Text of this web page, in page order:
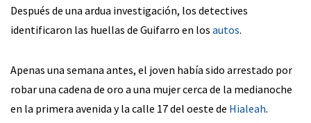
Después de una ardua investigación, los detectives
identificaron las huellas de Guifarro en los autos.
Apenas una semana antes, el joven había sido arrestado por
robar una cadena de oro a una mujer cerca de la medianoche
en la primera avenida y la calle 17 del oeste de Hialeah.